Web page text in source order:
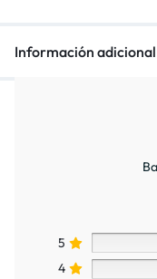
Información adicional
5
4